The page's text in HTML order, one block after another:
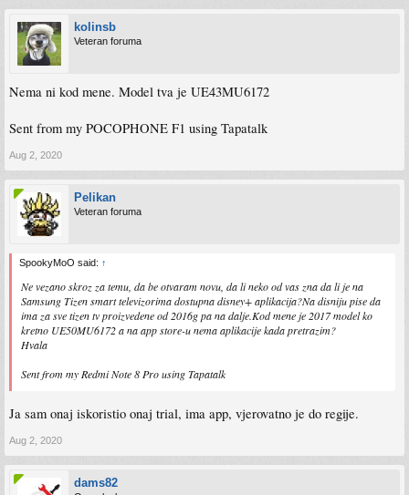
kolinsb
Veteran foruma
Nema ni kod mene. Model tva je UE43MU6172
Sent from my POCOPHONE F1 using Tapatalk
Aug 2, 2020
Pelikan
Veteran foruma
SpookyMoO said: ↑
Ne vezano skroz za temu, da be otvaram novu, da li neko od vas zna da li je na
Samsung Tizen smart televizorima dostupna disney+ aplikacija?Na disniju pise da
ima za sve tizen tv proizvedene od 2016g pa na dalje.Kod mene je 2017 model ko
kretno UE50MU6172 a na app store-u nema aplikacije kada pretrazim?
Hvala
Sent from my Redmi Note 8 Pro using Tapatalk
Ja sam onaj iskoristio onaj trial, ima app, vjerovatno je do regije.
Aug 2, 2020
dams82